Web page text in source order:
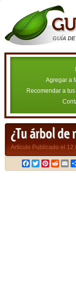
GUÍA
Agregar a
Recomendar a
¿Tu árbol de
Artículo Publicado el
Facebook
TwitterPinterest
Reddit